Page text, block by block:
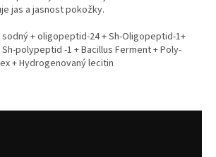
jas a jasnost pokožky.
sodný + oligopeptid-24 + Sh-Oligopeptid-1+
polypeptid -1 + Bacillus Ferment + Poly-
+ Hydrogenovaný lecitin